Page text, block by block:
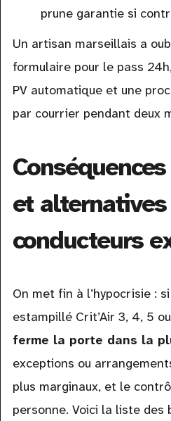
prune garantie si
Un artisan marseillais a
formulaire pour le pass
PV automatique et une
par courrier pendant deux
et
conducteurs
On met fin à l’hypocrisie :
estampillé Crit’Air 3, 4, 5
ferme la porte dans la
exceptions ou
plus marginaux, et le
personne. Voici la liste des